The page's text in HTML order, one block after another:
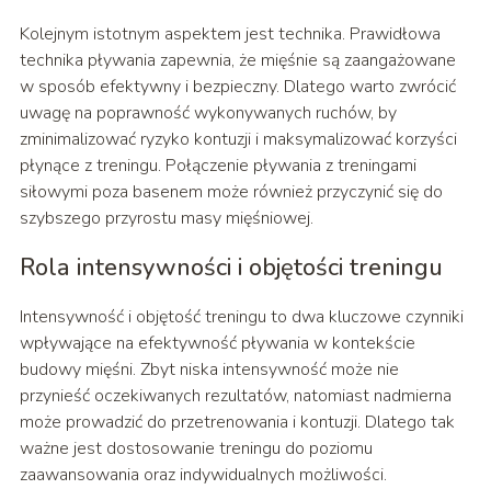
Kolejnym istotnym aspektem jest technika. Prawidłowa
technika pływania zapewnia, że mięśnie są zaangażowane
w sposób efektywny i bezpieczny. Dlatego warto zwrócić
uwagę na poprawność wykonywanych ruchów, by
zminimalizować ryzyko kontuzji i maksymalizować korzyści
płynące z treningu. Połączenie pływania z treningami
siłowymi poza basenem może również przyczynić się do
szybszego przyrostu masy mięśniowej.
Rola intensywności i objętości treningu
Intensywność i objętość treningu to dwa kluczowe czynniki
wpływające na efektywność pływania w kontekście
budowy mięśni. Zbyt niska intensywność może nie
przynieść oczekiwanych rezultatów, natomiast nadmierna
może prowadzić do przetrenowania i kontuzji. Dlatego tak
ważne jest dostosowanie treningu do poziomu
zaawansowania oraz indywidualnych możliwości.